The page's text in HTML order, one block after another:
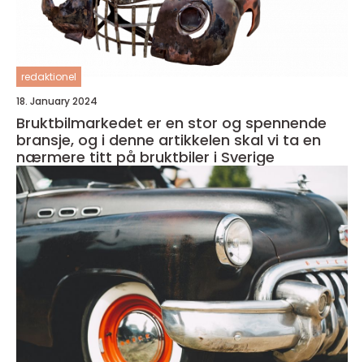
redaktionel
18. January 2024
Bruktbilmarkedet er en stor og spennende
bransje, og i denne artikkelen skal vi ta en
nærmere titt på bruktbiler i Sverige